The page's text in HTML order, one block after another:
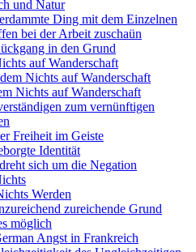
und Natur
Ding mit dem Einzelnen
bei der Arbeit zuschaün
in den Grund
auf Wanderschaft
Nichts auf Wanderschaft
Nichts auf Wanderschaft
zum vernünftigen
Freiheit im Geiste
Identität
sich um die Negation
Werden
zureichende Grund
möglich
Angst in Frankreich